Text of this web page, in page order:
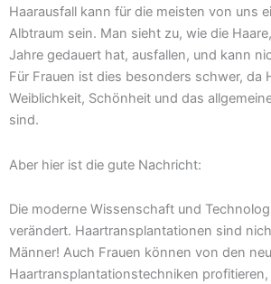
Haarausfall kann für die meisten von uns
Albtraum sein. Man sieht zu, wie die
Jahre gedauert hat, ausfallen, und kann
Für Frauen ist dies besonders schwer, da
Weiblichkeit, Schönheit und das
sind.
Aber hier ist die gute Nachricht:
Die moderne Wissenschaft und
verändert. Haartransplantationen sind
Männer! Auch Frauen können von den
Haartransplantationstechniken